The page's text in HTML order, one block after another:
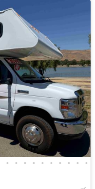
• • • • • • • • • •